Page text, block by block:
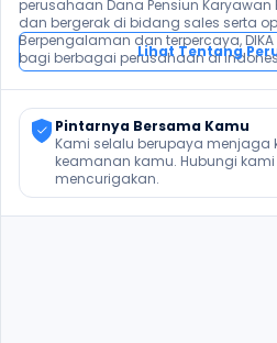
perusahaan Dana Pensiun Karyawan
dan bergerak di bidang sales serta
Berpengalaman dan terpercaya,
bagi berbagai perusahaan di
Lihat Tentang
Pintarnya Bersama Kamu
Kami selalu berupaya
keamanan kamu. Hubungi
mencurigakan.